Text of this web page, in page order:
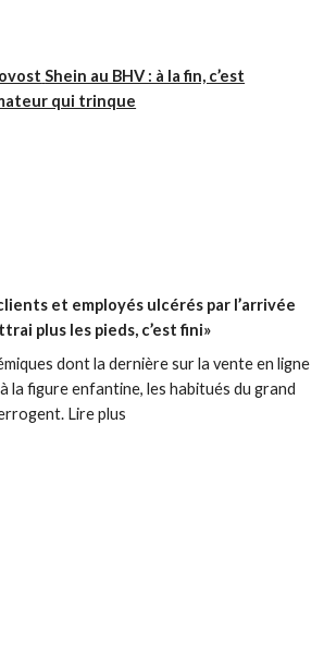
Shein au BHV : à la fin, c’est
qui trinque
et employés ulcérés par l’arrivée
plus les pieds, c’est fini»
dont la dernière sur la vente en ligne
la figure enfantine, les habitués du grand
Lire plus